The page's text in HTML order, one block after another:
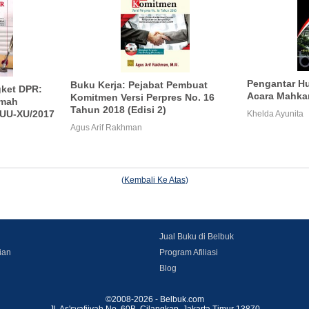
DPR:
XU/2017
Buku Kerja: Pejabat Pembuat
Komitmen Versi Perpres No. 16
Tahun 2018 (Edisi 2)
Agus Arif Rakhman
Pengantar
Acara
Khelda Ayunita
(Kembali Ke Atas)
Jual Buku di Belbuk
Program Afiliasi
Blog
©2008-2026 - Belbuk.com